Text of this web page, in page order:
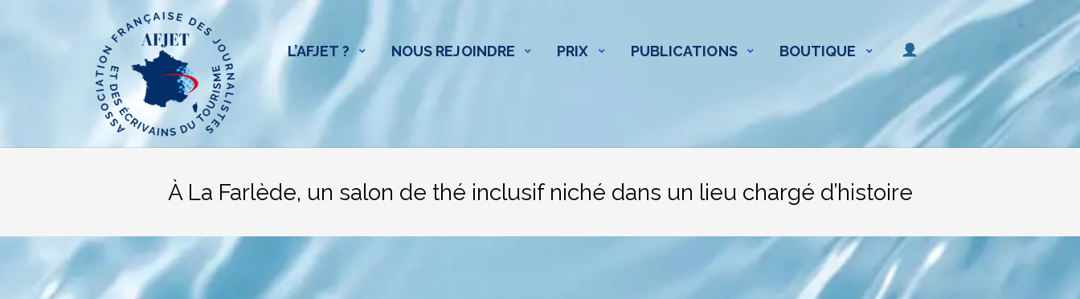
L’AFJET ? NOUS REJOINDRE PRIX PUBLICATIONS BOUTIQUE
À La Farlède, un salon de thé inclusif niché dans un lieu chargé d’histoire